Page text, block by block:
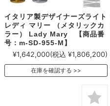
イタリア製デザイナーズライト
レディ マリー （メタリックカ
ラー） Lady Mary 【商品番
号：m-SD-955-M】
¥1,642,000(税込 ¥1,806,200)
在庫を確認する